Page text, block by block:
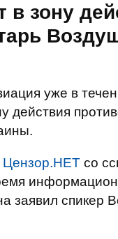
в зону
уже в
действия
Цензор.НЕТ со
заявил спикер